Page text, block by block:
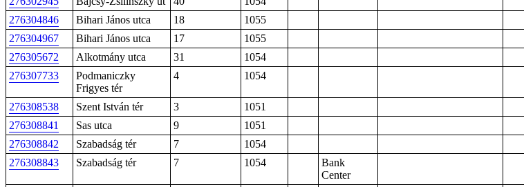
276304846
Bihari János utca 18 1055
276304967
Bihari János utca 17 1055
276305672
Alkotmány utca 31 1054
276307733
Podmaniczky
Frigyes tér
4 1054
276308538 Szent István tér 3 1051
276308841
Sas utca 9 1051
276308842
Szabadság tér 7 1054
276308843
Szabadság tér 7 1054
Bank
Center